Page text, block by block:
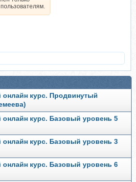
курс. Продвинутый
курс. Базовый уровень 5
курс. Базовый уровень 3
курс. Базовый уровень 6